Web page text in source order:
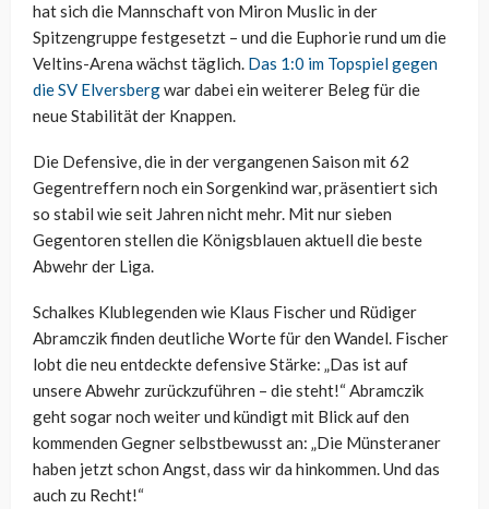
hat sich die Mannschaft von Miron Muslic in der
Spitzengruppe festgesetzt – und die Euphorie rund um die
Veltins-Arena wächst täglich. Das 1:0 im Topspiel gegen
die SV Elversbergwar dabei ein weiterer Beleg für die
neue Stabilität der Knappen.
Die Defensive, die in der vergangenen Saison mit 62
Gegentreffern noch ein Sorgenkind war, präsentiert sich
so stabil wie seit Jahren nicht mehr. Mit nur sieben
Gegentoren stellen die Königsblauen aktuell die beste
Abwehr der Liga.
Schalkes Klublegenden wie Klaus Fischer und Rüdiger
Abramczik finden deutliche Worte für den Wandel. Fischer
lobt die neu entdeckte defensive Stärke: „Das ist auf
unsere Abwehr zurückzuführen – die steht!“ Abramczik
geht sogar noch weiter und kündigt mit Blick auf den
kommenden Gegner selbstbewusst an: „Die Münsteraner
haben jetzt schon Angst, dass wir da hinkommen. Und das
auch zu Recht!“